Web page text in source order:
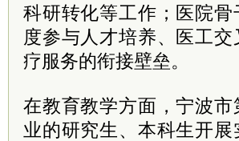
科研转化等工作；医院
度参与人才培养、医工
疗服务的衔接壁垒。
在教育教学方面，宁波
业的研究生、本科生开